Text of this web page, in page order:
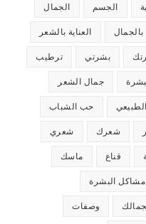
الجسم الجمال
بالجمال العناية بالشعر
بشرتي ترطيب
جمال الشعر
حب الشباب
شعرك شعري
قناع ماسك
مشاكل البشرة
وصفات